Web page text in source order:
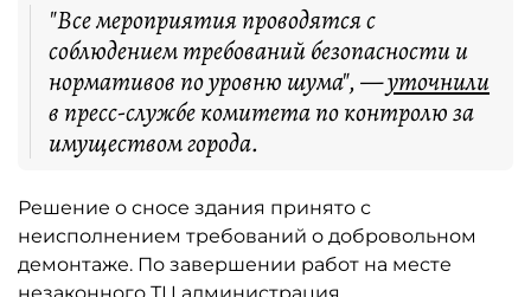
"Все мероприятия проводятся с
соблюдением требований безопасности и
нормативов по уровню шума", —уточнили
в пресс-службе комитета по контролю за
имуществом города.
Решение о сносе здания принято с
неисполнением требований о добровольном
демонтаже. По завершении работ на месте